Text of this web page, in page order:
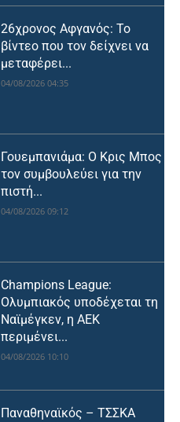
26χρονος Αφγανός: Το
βίντεο που τον δείχνει να
μεταφέρει...
04/08/2026 04:35
Γουεμπανιάμα: Ο Κρις Μπος
τον συμβουλεύει για την
πιστή...
04/08/2026 09:12
Champions League:
Ολυμπιακός υποδέχεται τη
Ναϊμέγκεν, η ΑΕΚ
περιμένει...
04/08/2026 10:10
Παναθηναϊκός – ΤΣΣΚΑ